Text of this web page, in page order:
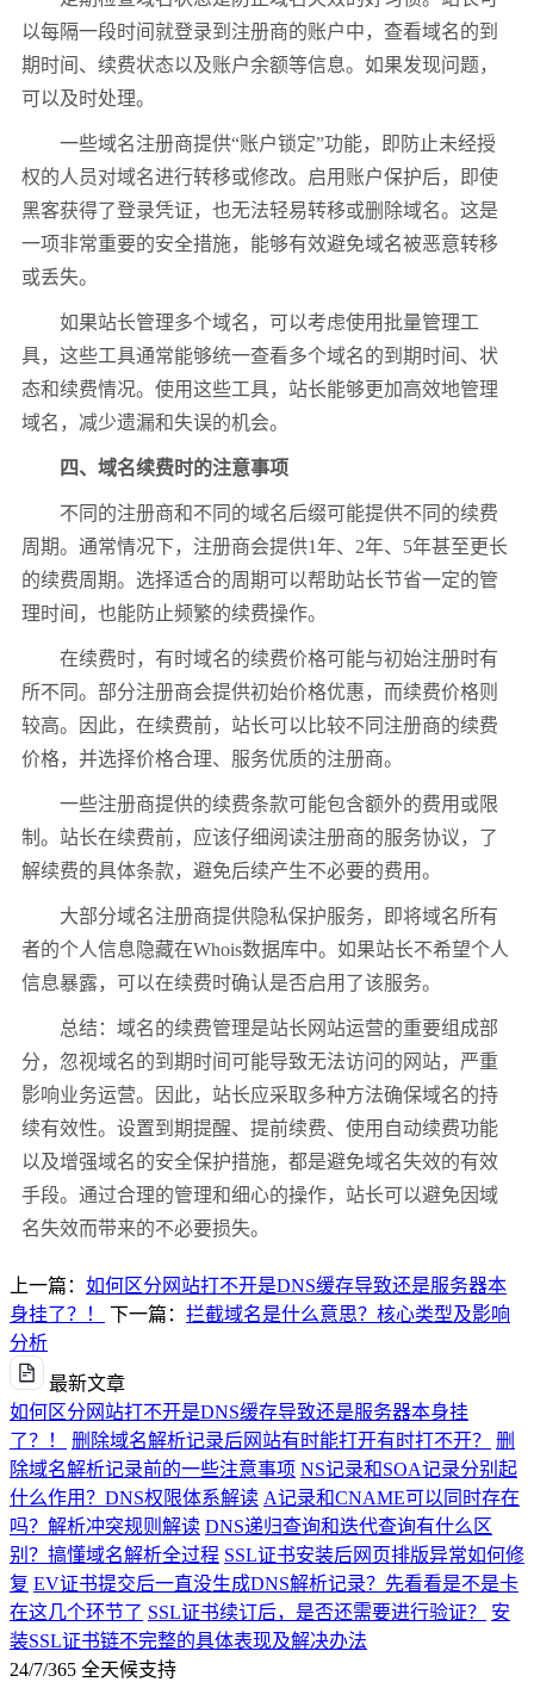
以每隔一段时间就登录到注册商的账户中，查看域名的到
期时间、续费状态以及账户余额等信息。如果发现问题，
可以及时处理。
一些域名注册商提供“账户锁定”功能，即防止未经授
权的人员对域名进行转移或修改。启用账户保护后，即使
黑客获得了登录凭证，也无法轻易转移或删除域名。这是
一项非常重要的安全措施，能够有效避免域名被恶意转移
或丢失。
如果站长管理多个域名，可以考虑使用批量管理工
具，这些工具通常能够统一查看多个域名的到期时间、状
态和续费情况。使用这些工具，站长能够更加高效地管理
域名，减少遗漏和失误的机会。
四、域名续费时的注意事项
不同的注册商和不同的域名后缀可能提供不同的续费
周期。通常情况下，注册商会提供1年、2年、5年甚至更长
的续费周期。选择适合的周期可以帮助站长节省一定的管
理时间，也能防止频繁的续费操作。
在续费时，有时域名的续费价格可能与初始注册时有
所不同。部分注册商会提供初始价格优惠，而续费价格则
较高。因此，在续费前，站长可以比较不同注册商的续费
价格，并选择价格合理、服务优质的注册商。
一些注册商提供的续费条款可能包含额外的费用或限
制。站长在续费前，应该仔细阅读注册商的服务协议，了
解续费的具体条款，避免后续产生不必要的费用。
大部分域名注册商提供隐私保护服务，即将域名所有
者的个人信息隐藏在Whois数据库中。如果站长不希望个人
信息暴露，可以在续费时确认是否启用了该服务。
总结：域名的续费管理是站长网站运营的重要组成部
分，忽视域名的到期时间可能导致无法访问的网站，严重
影响业务运营。因此，站长应采取多种方法确保域名的持
续有效性。设置到期提醒、提前续费、使用自动续费功能
以及增强域名的安全保护措施，都是避免域名失效的有效
手段。通过合理的管理和细心的操作，站长可以避免因域
名失效而带来的不必要损失。
上一篇： 如何区分网站打不开是DNS缓存导致还是服务器本
身挂了？！
下一篇： 拦截域名是什么意思？核心类型及影响
分析
最新文章
如何区分网站打不开是DNS缓存导致还是服务器本身挂
了？！
删除域名解析记录后网站有时能打开有时打不开？
删
除域名解析记录前的一些注意事项 NS记录和SOA记录分别起
什么作用？DNS权限体系解读 A记录和CNAME可以同时存在
吗？解析冲突规则解读 DNS递归查询和迭代查询有什么区
别？搞懂域名解析全过程 SSL证书安装后网页排版异常如何修
复 EV证书提交后一直没生成DNS解析记录？先看看是不是卡
在这几个环节了 SSL证书续订后，是否还需要进行验证？
安
装SSL证书链不完整的具体表现及解决办法
24/7/365 全天候支持